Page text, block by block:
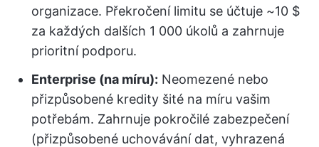
organizace. Překročení limitu se účtuje ~10 $
za každých dalších 1 000 úkolů a zahrnuje
prioritní podporu.
Enterprise (na míru): Neomezené nebo
přizpůsobené kredity šité na míru vašim
potřebám. Zahrnuje pokročilé zabezpečení
(přizpůsobené uchovávání dat, vyhrazená